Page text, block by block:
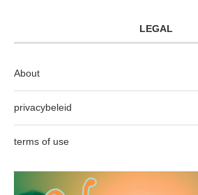
LEGAL
About
privacybeleid
terms of use